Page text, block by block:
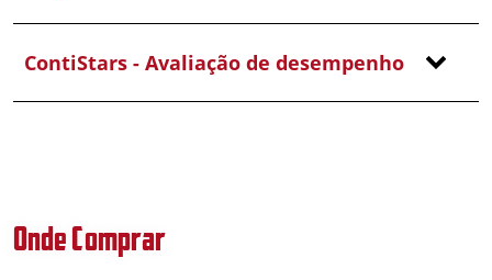
ContiStars - Avaliação de desempenho
Onde Comprar